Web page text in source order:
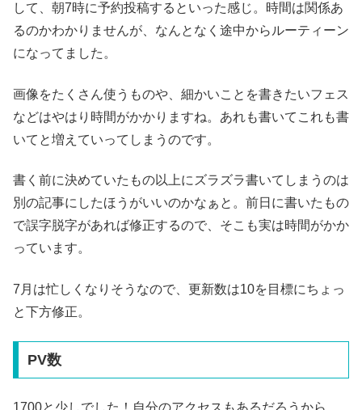
して、朝7時に予約投稿するといった感じ。時間は関係あ
るのかわかりませんが、なんとなく途中からルーティーン
になってました。
画像をたくさん使うものや、細かいことを書きたいフェス
などはやはり時間がかかりますね。あれも書いてこれも書
いてと増えていってしまうのです。
書く前に決めていたもの以上にズラズラ書いてしまうのは
別の記事にしたほうがいいのかなぁと。前日に書いたもの
で誤字脱字があれば修正するので、そこも実は時間がかか
っています。
7月は忙しくなりそうなので、更新数は10を目標にちょっ
と下方修正。
PV数